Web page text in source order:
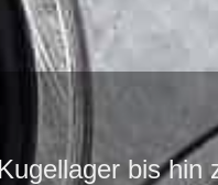
bis